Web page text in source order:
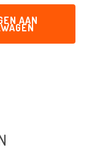
AAN